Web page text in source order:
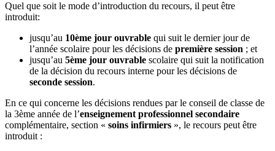
Quel que soit le mode d’introduction du recours, il peut être
introduit:
jusqu’au 10ème jour ouvrable qui suit le dernier jour de
l’année scolaire pour les décisions de première session ; et
jusqu’au 5ème jour ouvrable scolaire qui suit la notification
de la décision du recours interne pour les décisions de
seconde session.
En ce qui concerne les décisions rendues par le conseil de classe de
la 3ème année de l’enseignement professionnel secondaire
complémentaire, section « soins infirmiers », le recours peut être
introduit :